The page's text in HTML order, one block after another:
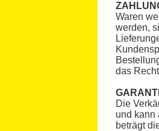
Waren
werden,
das
Die
und kann
beträgt